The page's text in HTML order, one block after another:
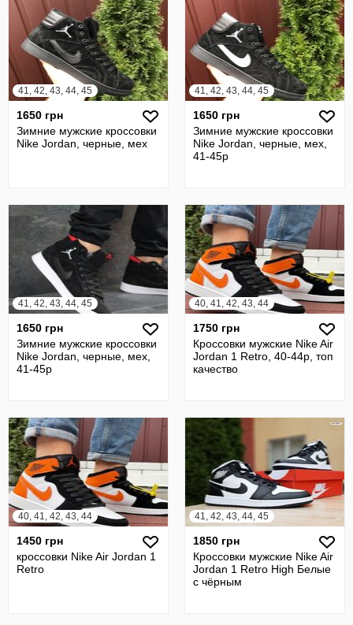
41, 42, 43, 44, 45
1650 грн
Зимние мужские кроссовки
Nike Jordan, черные, мех
41, 42, 43, 44, 45
1650 грн
Зимние мужские кроссовки
Nike Jordan, черные, мех,
41-45р
41, 42, 43, 44, 45
1650 грн
Зимние мужские кроссовки
Nike Jordan, черные, мех,
41-45р
40, 41, 42, 43, 44
1750 грн
Кроссовки мужские Nike Air
Jordan 1 Retro, 40-44р, топ
качество
40, 41, 42, 43, 44
1450 грн
кроссовки Nike Air Jordan 1
Retro
41, 42, 43, 44, 45
1850 грн
Кроссовки мужские Nike Air
Jordan 1 Retro High Белые
с чёрным